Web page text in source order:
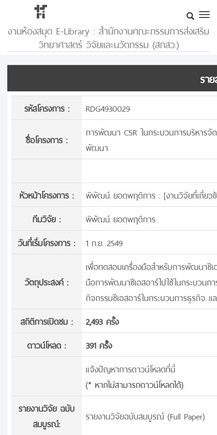
งานห้องสมุด E-Library : สำนักงานคณะกรรมการส่งเสริม
วิทยาศาสตร์ วิจัยและนวัตกรรม (สกสว.)
รา
รหัสโครงการ : RDG4930029
ชื่อโครงการ :
การพัฒนา CSR ในกระบวนการบริหาร
พัฒนา
หัวหน้าโครงการ : พิพัฒน์ ยอดพฤติการ : [งานวิจัยที่เกี่ย
ทีมวิจัย :
พิพัฒน์ ยอดพฤติการ
วันที่เริ่มโครงการ :
1 ก.ย. 2549
วัตถุประสงค์ :
เพื่อทดสอบเครื่องมือสำหรับการพัฒนาซีเ
มือการพัฒนาซีเอสอาร์ไปใช้ในกระบวนก
กิจกรรมซีเอสอาร์ในกระบวนการธุรกิจ
สถิติการเปิดชม :
2,493 ครั้ง
ดาวน์โหลด :
391 ครั้้ง
แจ้งปัญหาการดาวน์โหลดที่นี่
(* หากไม่สามารถดาวน์โหลดได้)
รายงานวิจัย ฉบับ
สมบูรณ์:
รายงานวิจัยฉบับสมบูรณ์ (Full Paper)